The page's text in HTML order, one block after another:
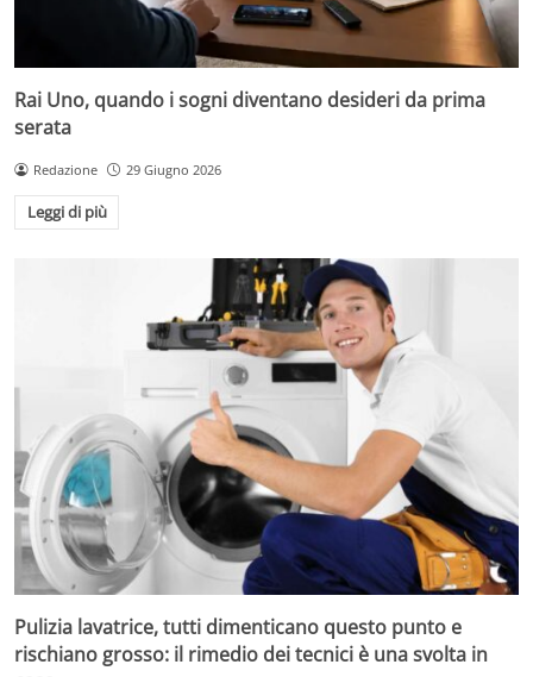
Rai Uno, quando i sogni diventano desideri da prima
serata
Redazione 29 Giugno 2026
Leggi di più
Pulizia lavatrice, tutti dimenticano questo punto e
rischiano grosso: il rimedio dei tecnici è una svolta in